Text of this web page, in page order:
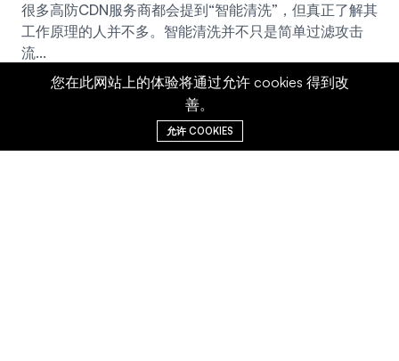
很多高防CDN服务商都会提到“智能清洗”，但真正了解其
工作原理的人并不多。智能清洗并不只是简单过滤攻击
流...
您在此网站上的体验将通过允许 cookies 得到改
善。
允许 COOKIES